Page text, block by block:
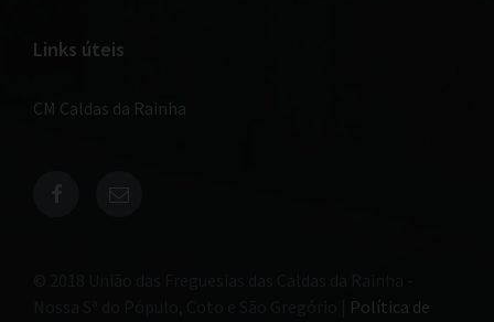
Links úteis
CM Caldas da Rainha
Política de